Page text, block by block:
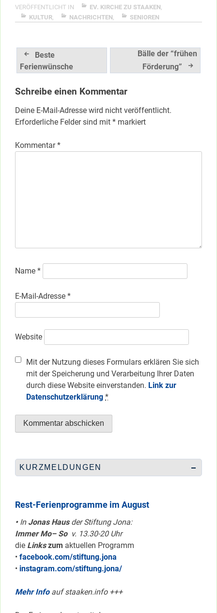
VERÖFFENTLICHT IN EV. KIRCHE ZU STAAKEN,
KULTUR, NACHRICHTEN, SENIOREN
Beitragsnavigation
Beste
Ferienwünsche
Bälle der “frühen
Förderung”
Schreibe einen Kommentar
Deine E-Mail-Adresse wird nicht veröffentlicht.
Erforderliche Felder sind mit * markiert
Kommentar*
Name *
E-Mail-Adresse *
Website
Mit der Nutzung dieses Formulars erklären Sie sich
mit der Speicherung und Verarbeitung Ihrer Daten
durch diese Website einverstanden. Link zur
Datenschutzerklärung *
KURZMELDUNGEN
Rest-Ferienprogramme im August
•InJonas Hausder Stiftung Jona:
Immer Mo– So v. 13.30-20 Uhr
die Linkszum aktuellen Programm
• facebook.com/stiftung.jona
• instagram.com/stiftung.jona/
Mehr Infoauf staaken.info +++